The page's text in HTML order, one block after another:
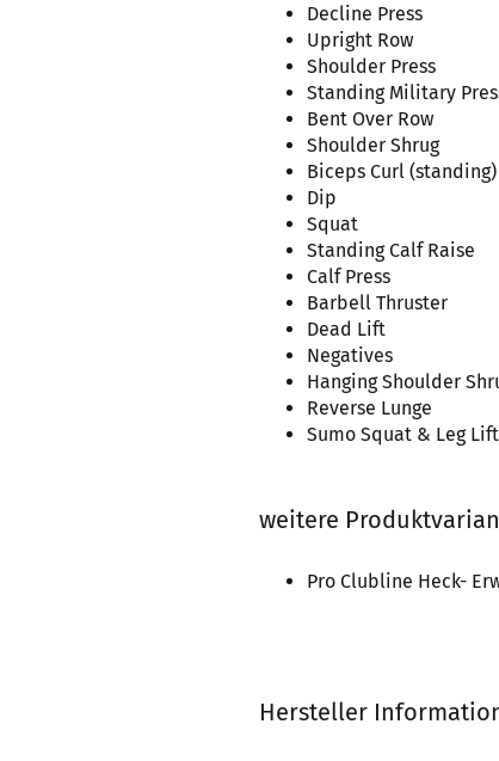
Decline Press
Upright Row
Shoulder Press
Standing Military
Bent Over Row
Shoulder Shrug
Biceps Curl (standing)
Dip
Squat
Standing Calf Raise
Calf Press
Barbell Thruster
Dead Lift
Negatives
Hanging Shoulder
Reverse Lunge
Sumo Squat & Leg Lift
weitere
Pro Clubline Heck-
Hersteller